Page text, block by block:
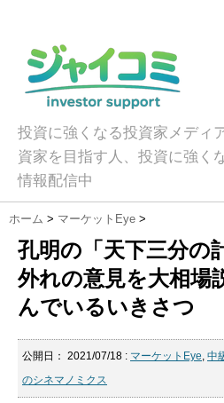
投資に強くなる投資家メディ
資家を目指す人、投資に強く
情報配信中
ホーム > マーケットEye >
孔明の「天下三分の
外れの意見を大相場
んでいるいきさつ
公開日： 2021/07/18 : マーケットEye, 中
のシネマノミクス